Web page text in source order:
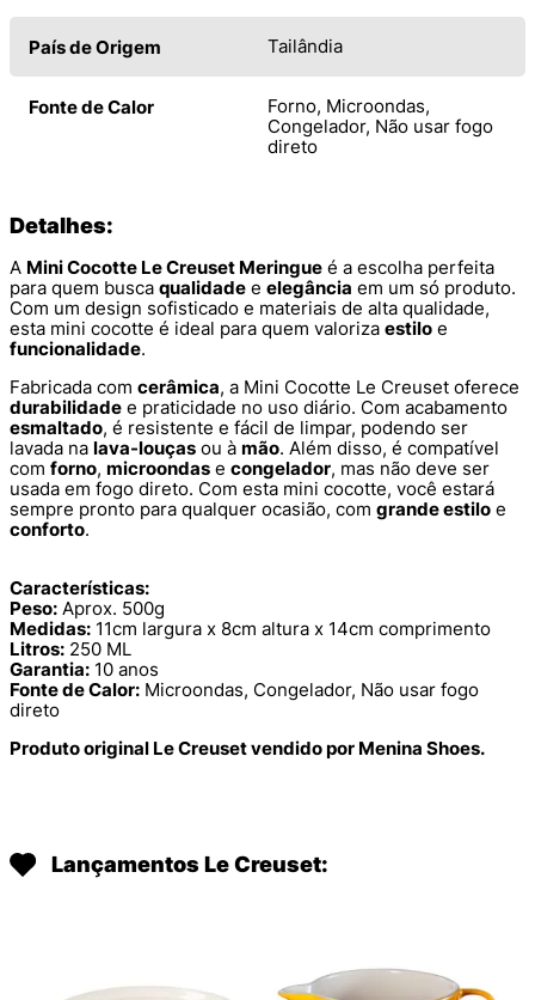
País de Origem Tailândia
Fonte de Calor
Forno, Microondas,
Congelador, Não usar fogo
direto
Detalhes:
A Mini Cocotte Le Creuset Meringue é a escolha perfeita
para quem busca qualidade e elegância em um só produto.
Com um design sofisticado e materiais de alta qualidade,
esta mini cocotte é ideal para quem valoriza estilo e
funcionalidade.
Fabricada com cerâmica, a Mini Cocotte Le Creuset oferece
durabilidade e praticidade no uso diário. Com acabamento
esmaltado, é resistente e fácil de limpar, podendo ser
lavada na lava-louças ou à mão. Além disso, é compatível
com forno, microondas e congelador, mas não deve ser
usada em fogo direto. Com esta mini cocotte, você estará
sempre pronto para qualquer ocasião, com grande estilo e
conforto.
Características:
Peso: Aprox. 500g
Medidas: 11cm largura x 8cm altura x 14cm comprimento
Litros: 250 ML
Garantia: 10 anos
Fonte de Calor: Microondas, Congelador, Não usar fogo
direto
Produto original Le Creuset vendido por Menina Shoes.
Lançamentos Le Creuset: